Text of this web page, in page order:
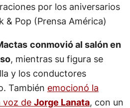
por los aniversarios
& Pop (Prensa América)
conmovió al salón en
, mientras su figura se
y los conductores
También emocionó la
de Jorge Lanata, con un